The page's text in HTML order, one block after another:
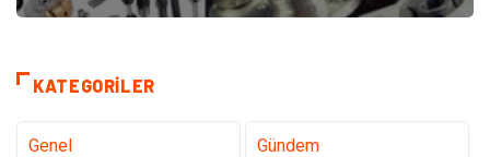
KATEGORILER
Genel Gündem